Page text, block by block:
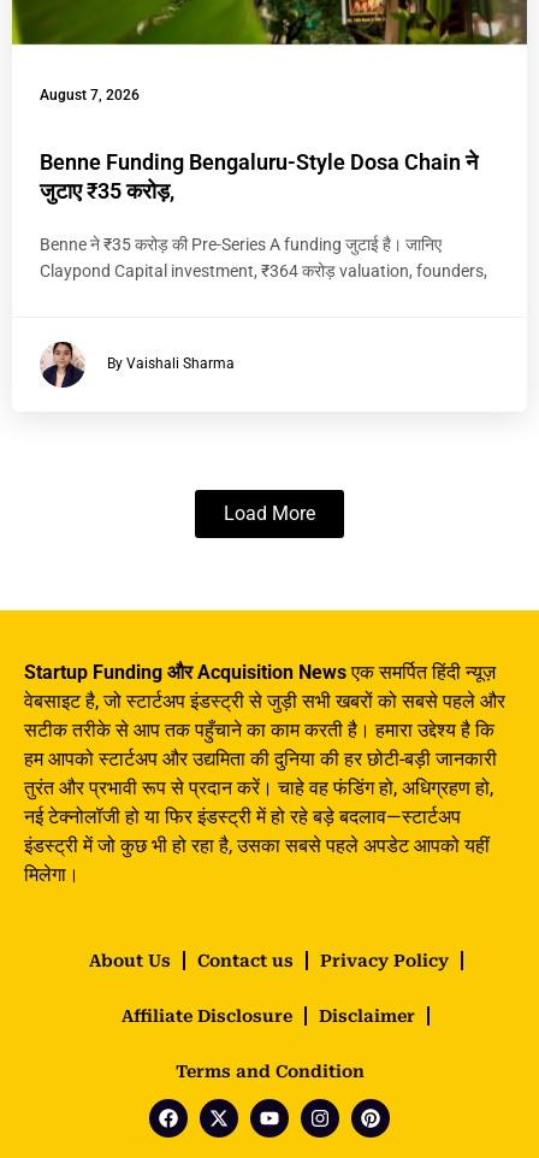
August 7, 2026
Benne Funding Bengaluru-Style Dosa Chain ने
जुटाए ₹35 करोड़,
Benne ने ₹35 करोड़ की Pre-Series A funding जुटाई है। जानिए
Claypond Capital investment, ₹364 करोड़ valuation, founders,
By Vaishali Sharma
Load More
Startup Funding और Acquisition Newsएक समर्पित हिंदी न्यूज़
वेबसाइट है, जो स्टार्टअप इंडस्ट्री से जुड़ी सभी खबरों को सबसे पहले और
सटीक तरीके से आप तक पहुँचाने का काम करती है। हमारा उद्देश्य है कि
हम आपको स्टार्टअप और उद्यमिता की दुनिया की हर छोटी-बड़ी जानकारी
तुरंत और प्रभावी रूप से प्रदान करें। चाहे वह फंडिंग हो, अधिग्रहण हो,
नई टेक्नोलॉजी हो या फिर इंडस्ट्री में हो रहे बड़े बदलाव—स्टार्टअप
इंडस्ट्री में जो कुछ भी हो रहा है, उसका सबसे पहले अपडेट आपको यहीं
मिलेगा।
About Us Contact us Privacy Policy
Affiliate Disclosure Disclaimer
Terms and Condition